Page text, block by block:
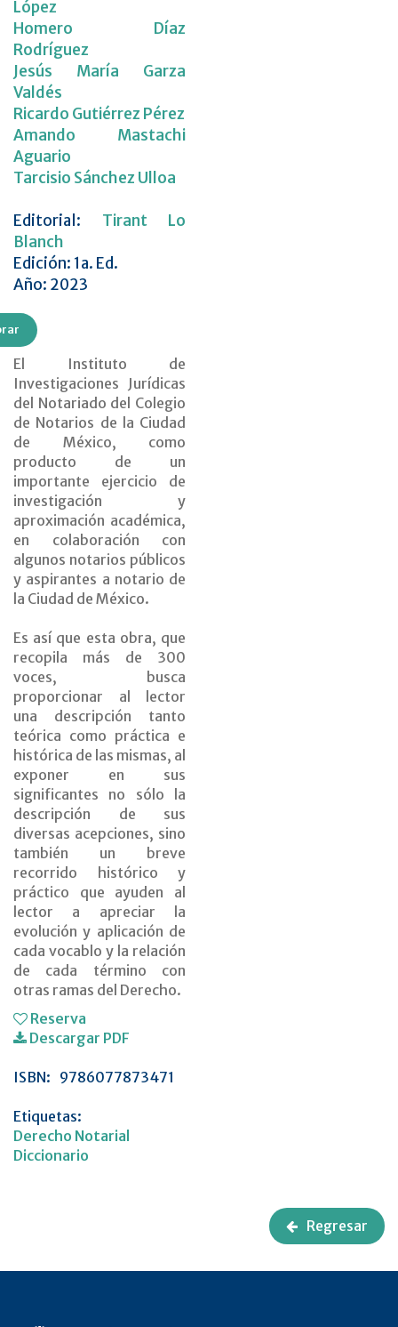
López
Homero Díaz
Rodríguez
Jesús María Garza
Valdés
Ricardo Gutiérrez Pérez
Amando Mastachi
Aguario
Tarcisio Sánchez Ulloa
Editorial: Tirant Lo
Blanch
Edición: 1a. Ed.
Año: 2023
El Instituto de
Investigaciones Jurídicas
del Notariado del Colegio
de Notarios de la Ciudad
de México, como
producto de un
importante ejercicio de
investigación y
aproximación académica,
en colaboración con
algunos notarios públicos
y aspirantes a notario de
la Ciudad de México.
Es así que esta obra, que
recopila más de 300
voces, busca
proporcionar al lector
una descripción tanto
teórica como práctica e
histórica de las mismas, al
exponer en sus
significantes no sólo la
descripción de sus
diversas acepciones, sino
también un breve
recorrido histórico y
práctico que ayuden al
lector a apreciar la
evolución y aplicación de
cada vocablo y la relación
de cada término con
otras ramas del Derecho.
Reserva
Descargar PDF
ISBN: 9786077873471
Etiquetas:
Derecho Notarial
Diccionario
Regresar